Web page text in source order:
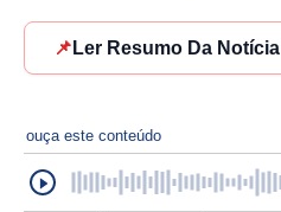
📌 Ler Resumo Da Notícia
ouça este conteúdo